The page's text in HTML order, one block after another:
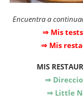
Encuentra a
⇒ Mis
⇒ Mis
MIS
⇒
⇒ Little